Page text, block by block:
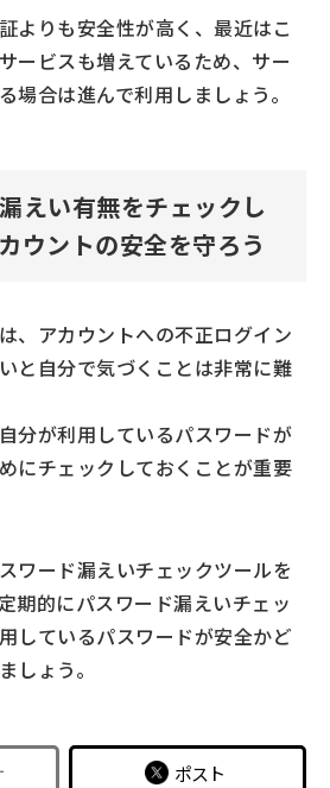
よりも安全性が高く、最近はこ
ービスも増えているため、サー
場合は進んで利用しましょう。
えい有無をチェックし
ウントの安全を守ろう
、アカウントへの不正ログイン
と自分で気づくことは非常に難
分が利用しているパスワードが
にチェックしておくことが重要
ワード漏えいチェックツールを
期的にパスワード漏えいチェッ
しているパスワードが安全かど
しょう。
ポスト